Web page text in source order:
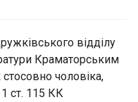
відділу
Краматорським
чоловіка,
ст. 115 КК